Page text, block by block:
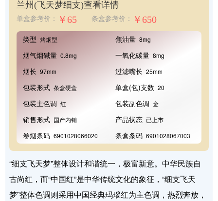
兰州(飞天梦细支)查看详情
单盒参考价： ￥65 条盒参考价： ￥650
类型 烤烟型 焦油量 8mg
烟气烟碱量 0.8mg 一氧化碳量 8mg
烟长 97mm 过滤嘴长 25mm
包装形式 条盒硬盒 单盒(包)支数 20
包装主色调 红 包装副色调 金
销售形式 国产内销 产品状态 已上市
卷烟条码 6901028066020 条盒条码 6901028067003
“细支飞天梦”整体设计和谐统一，极富新意。中华民族自
古尚红，而“中国红”是中华传统文化的象征，“细支飞天
梦”整体色调则采用中国经典玛瑙红为主色调，热烈奔放，